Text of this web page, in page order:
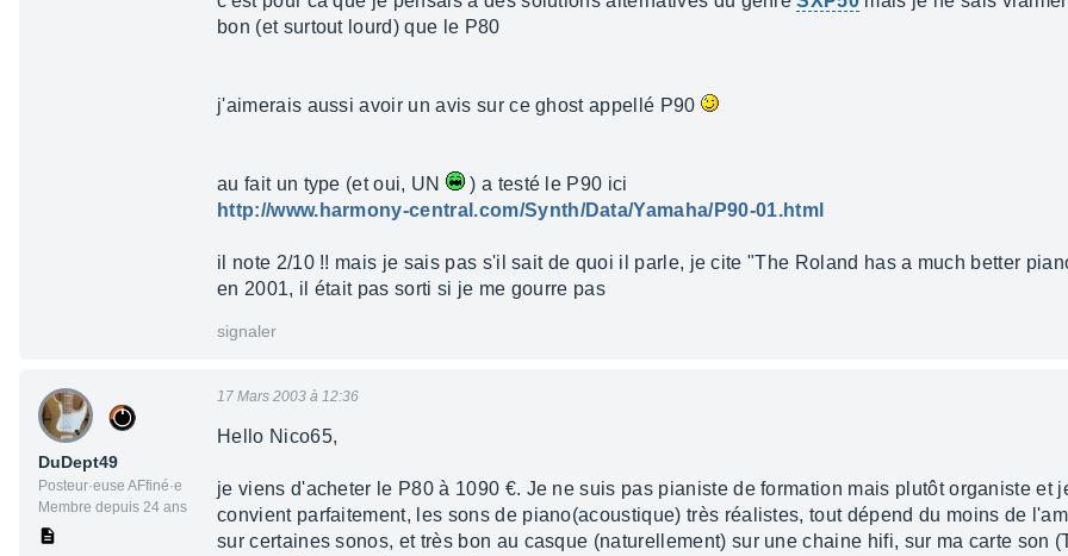
bon (et surtout lourd) que le P80
j'aimerais aussi avoir un avis sur ce ghost appellé P90
au fait un type (et oui, UN
) a testé le P90 ici
http://www.harmony-central.com/Synth/Data/Yamaha/P90-01.html
il note 2/10 !! mais je sais pas s'il sait de quoi il parle, je cite "The Roland has a much better
en 2001, il était pas sorti si je me gourre pas
signaler
DuDept49
Posteur·euse AFfiné·e
Membre depuis 24 ans
17 Mars 2003 à 12:36
Hello Nico65,
je viens d'acheter le P80 à 1090 €. Je ne suis pas pianiste de formation mais plutôt organiste et
convient parfaitement, les sons de piano(acoustique) très réalistes, tout dépend du moins de
sur certaines sonos, et très bon au casque (naturellement) sur une chaine hifi, sur ma carte son